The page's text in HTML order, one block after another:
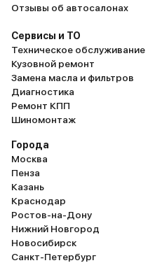
Отзывы об автосалонах
Сервисы и ТО
Техническое обслуживание
Кузовной ремонт
Замена масла и фильтров
Диагностика
Ремонт КПП
Шиномонтаж
Города
Москва
Пенза
Казань
Краснодар
Ростов-на-Дону
Нижний Новгород
Новосибирск
Санкт-Петербург